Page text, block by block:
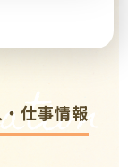
仕事情報